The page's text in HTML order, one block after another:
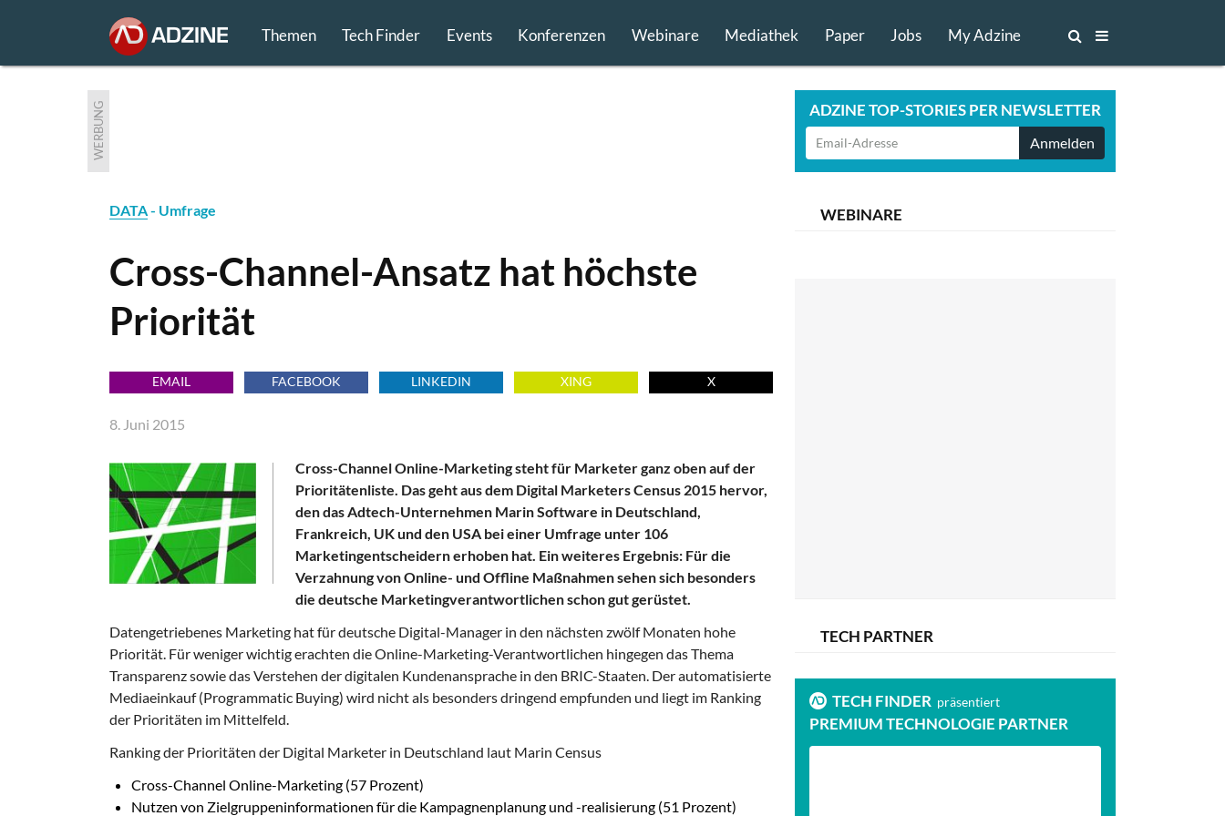
Themen Tech Finder Events Konferenzen Webinare Mediathek Paper Jobs My Adzine
WERBUNG ADZINE TOP-STORIES PER NEWSLETTER
Anmelden
DATA- Umfrage
Cross-Channel-Ansatz hat höchste
Priorität
EMAIL FACEBOOK LINKEDIN XING X
8. Juni 2015
Cross-Channel Online-Marketing steht für Marketer ganz oben auf der
Prioritätenliste. Das geht aus dem Digital Marketers Census 2015 hervor,
den das Adtech-Unternehmen Marin Software in Deutschland,
Frankreich, UK und den USA bei einer Umfrage unter 106
Marketingentscheidern erhoben hat. Ein weiteres Ergebnis: Für die
Verzahnung von Online- und Offline Maßnahmen sehen sich besonders
die deutsche Marketingverantwortlichen schon gut gerüstet.
Datengetriebenes Marketing hat für deutsche Digital-Manager in den nächsten zwölf Monaten hohe
Priorität. Für weniger wichtig erachten die Online-Marketing-Verantwortlichen hingegen das Thema
Transparenz sowie das Verstehen der digitalen Kundenansprache in den BRIC-Staaten. Der automatisierte
Mediaeinkauf (Programmatic Buying) wird nicht als besonders dringend empfunden und liegt im Ranking
der Prioritäten im Mittelfeld.
Ranking der Prioritäten der Digital Marketer in Deutschland laut Marin Census
Cross-Channel Online-Marketing (57 Prozent)
Nutzen von Zielgruppeninformationen für die Kampagnenplanung und -realisierung (51 Prozent)
WEBINARE
TECH PARTNER
TECH FINDER präsentiert
PREMIUM TECHNOLOGIE PARTNER